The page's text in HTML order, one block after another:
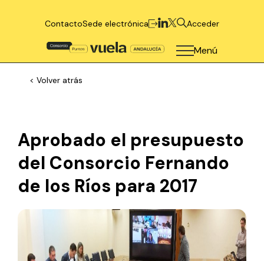
ContactoSede electrónica Acceder
Menú
< Volver atrás
Aprobado el presupuesto
del Consorcio Fernando
de los Ríos para 2017